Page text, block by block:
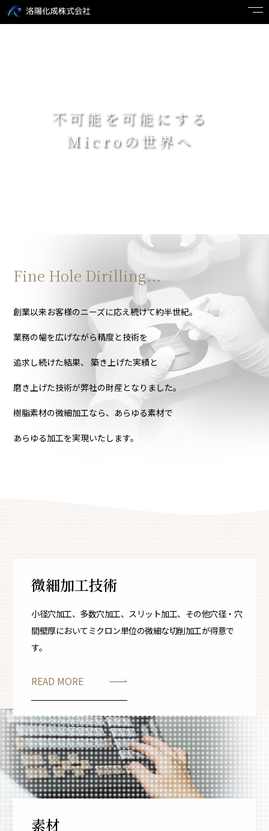
不可能を可能にする
Microの世界へ
Fine Hole Dirilling...
創業以来お客様のニーズに応え続けて約半世紀。
業務の幅を広げながら精度と技術を
追求し続けた結果、 築き上げた実績と
磨き上げた技術が弊社の財産となりました。
樹脂素材の微細加工なら、あらゆる素材で
あらゆる加工を実現いたします。
微細加工技術
小径穴加工、多数穴加工、スリット加工、その他穴径・穴
間壁厚においてミクロン単位の微細な切削加工が得意で
す。
READ MORE
素材